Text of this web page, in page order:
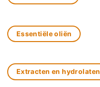
Essentiële oliën
Extracten en hydrolaten